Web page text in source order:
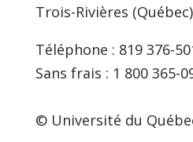
Trois-Rivières
Téléphone : 819 376-
Sans frais : 1 800 365-
© Université du